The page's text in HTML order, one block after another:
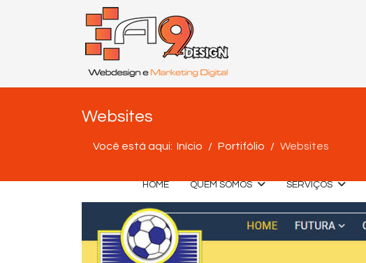
HOME QUEM SOMOS SERVIÇOS
Websites
Você está aqui: Início Portifólio Websites